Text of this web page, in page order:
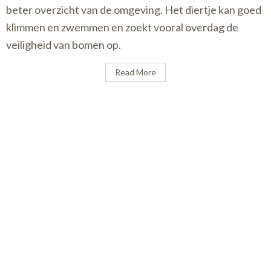
beter overzicht van de omgeving. Het diertje kan goed
klimmen en zwemmen en zoekt vooral overdag de
veiligheid van bomen op.
Read More